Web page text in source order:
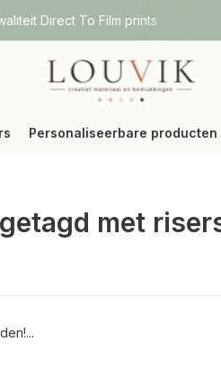
Direct To Film prints
Personaliseerbare producten
met